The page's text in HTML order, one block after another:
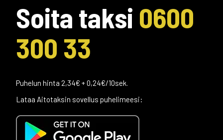
Soita taksi 0600
300 33
Puhelun hinta 2,34€ + 0,24€/10sek.
Lataa Aitotaksin sovellus puhelimeesi: